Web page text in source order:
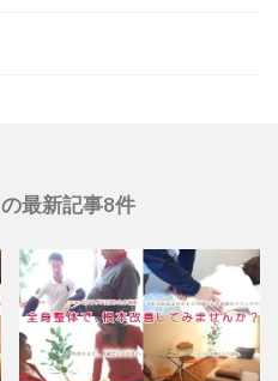
の最新記事8件